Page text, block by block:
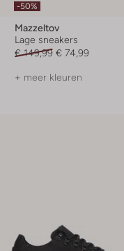
-50%
Mazzeltov
Lage sneakers
€ 149,99 € 74,99
+ meer kleuren